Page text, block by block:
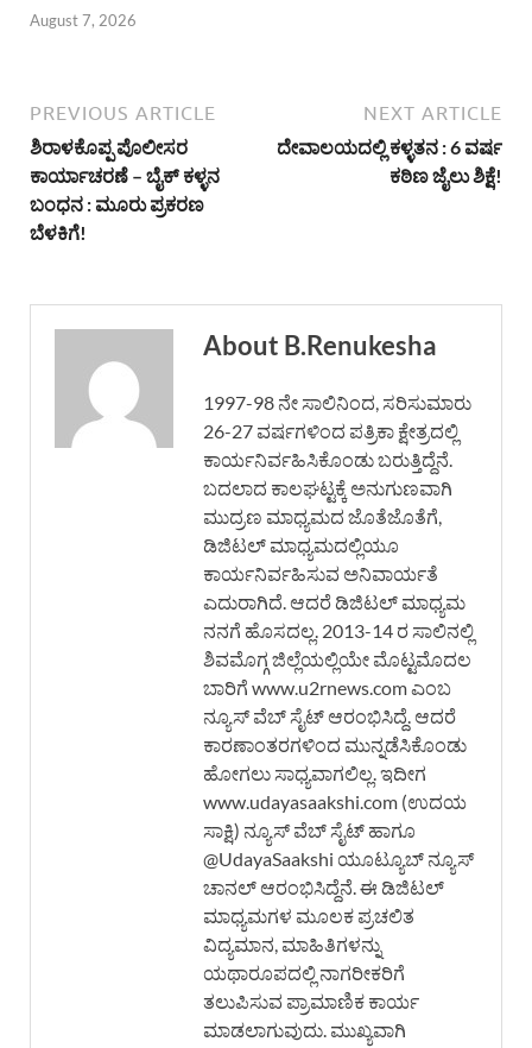
August 7, 2026
PREVIOUS ARTICLE
ಶಿರಾಳಕೊಪ್ಪ ಪೊಲೀಸರ
ಕಾರ್ಯಾಚರಣೆ – ಬೈಕ್ ಕಳ್ಳನ
ಬಂಧನ : ಮೂರು ಪ್ರಕರಣ
ಬೆಳಕಿಗೆ!
NEXT ARTICLE
ದೇವಾಲಯದಲ್ಲಿ ಕಳ್ಳತನ : 6 ವರ್ಷ
ಕಠಿಣ ಜೈಲು ಶಿಕ್ಷೆ!
About B.Renukesha
1997-98 ನೇ ಸಾಲಿನಿಂದ, ಸರಿಸುಮಾರು
26-27 ವರ್ಷಗಳಿಂದ ಪತ್ರಿಕಾ ಕ್ಷೇತ್ರದಲ್ಲಿ
ಕಾರ್ಯನಿರ್ವಹಿಸಿಕೊಂಡು ಬರುತ್ತಿದ್ದೆನೆ.
ಬದಲಾದ ಕಾಲಘಟ್ಟಕ್ಕೆ ಅನುಗುಣವಾಗಿ
ಮುದ್ರಣ ಮಾಧ್ಯಮದ ಜೊತೆಜೊತೆಗೆ,
ಡಿಜಿಟಲ್ ಮಾಧ್ಯಮದಲ್ಲಿಯೂ
ಕಾರ್ಯನಿರ್ವಹಿಸುವ ಅನಿವಾರ್ಯತೆ
ಎದುರಾಗಿದೆ. ಆದರೆ ಡಿಜಿಟಲ್ ಮಾಧ್ಯಮ
ನನಗೆ ಹೊಸದಲ್ಲ. 2013-14 ರ ಸಾಲಿನಲ್ಲಿ
ಶಿವಮೊಗ್ಗ ಜಿಲ್ಲೆಯಲ್ಲಿಯೇ ಮೊಟ್ಟಮೊದಲ
ಬಾರಿಗೆ www.u2rnews.com ಎಂಬ
ನ್ಯೂಸ್ ವೆಬ್ ಸೈಟ್ ಆರಂಭಿಸಿದ್ದೆ. ಆದರೆ
ಕಾರಣಾಂತರಗಳಿಂದ ಮುನ್ನಡೆಸಿಕೊಂಡು
ಹೋಗಲು ಸಾಧ್ಯವಾಗಲಿಲ್ಲ. ಇದೀಗ
www.udayasaakshi.com (ಉದಯ
ಸಾಕ್ಷಿ) ನ್ಯೂಸ್ ವೆಬ್ ಸೈಟ್ ಹಾಗೂ
@UdayaSaakshi ಯೂಟ್ಯೂಬ್ ನ್ಯೂಸ್
ಚಾನಲ್ ಆರಂಭಿಸಿದ್ದೆನೆ. ಈ ಡಿಜಿಟಲ್
ಮಾಧ್ಯಮಗಳ ಮೂಲಕ ಪ್ರಚಲಿತ
ವಿದ್ಯಮಾನ, ಮಾಹಿತಿಗಳನ್ನು
ಯಥಾರೂಪದಲ್ಲಿ ನಾಗರೀಕರಿಗೆ
ತಲುಪಿಸುವ ಪ್ರಾಮಾಣಿಕ ಕಾರ್ಯ
ಮಾಡಲಾಗುವುದು. ಮುಖ್ಯವಾಗಿ